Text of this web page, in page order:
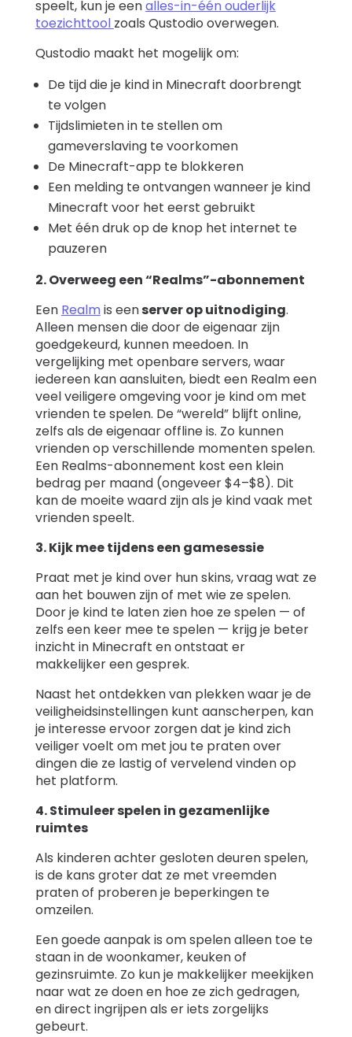
speelt, kun je eenalles-in-één ouderlijk
toezichttool zoals Qustodio overwegen.
Qustodio maakt het mogelijk om:
De tijd die je kind in Minecraft doorbrengt
te volgen
Tijdslimieten in te stellen om
gameverslaving te voorkomen
De Minecraft-app te blokkeren
Een melding te ontvangen wanneer je kind
Minecraft voor het eerst gebruikt
Met één druk op de knop het internet te
pauzeren
2. Overweeg een “Realms”-abonnement
Een Realm is eenserver op uitnodiging.
Alleen mensen die door de eigenaar zijn
goedgekeurd, kunnen meedoen. In
vergelijking met openbare servers, waar
iedereen kan aansluiten, biedt een Realm een
veel veiligere omgeving voor je kind om met
vrienden te spelen. De “wereld” blijft online,
zelfs als de eigenaar offline is. Zo kunnen
vrienden op verschillende momenten spelen.
Een Realms-abonnement kost een klein
bedrag per maand (ongeveer $4–$8). Dit
kan de moeite waard zijn als je kind vaak met
vrienden speelt.
3. Kijk mee tijdens een gamesessie
Praat met je kind over hun skins, vraag wat ze
aan het bouwen zijn of met wie ze spelen.
Door je kind te laten zien hoe ze spelen — of
zelfs een keer mee te spelen — krijg je beter
inzicht in Minecraft en ontstaat er
makkelijker een gesprek.
Naast het ontdekken van plekken waar je de
veiligheidsinstellingen kunt aanscherpen, kan
je interesse ervoor zorgen dat je kind zich
veiliger voelt om met jou te praten over
dingen die ze lastig of vervelend vinden op
het platform.
4. Stimuleer spelen in gezamenlijke
ruimtes
Als kinderen achter gesloten deuren spelen,
is de kans groter dat ze met vreemden
praten of proberen je beperkingen te
omzeilen.
Een goede aanpak is om spelen alleen toe te
staan in de woonkamer, keuken of
gezinsruimte. Zo kun je makkelijker meekijken
naar wat ze doen en hoe ze zich gedragen,
en direct ingrijpen als er iets zorgelijks
gebeurt.